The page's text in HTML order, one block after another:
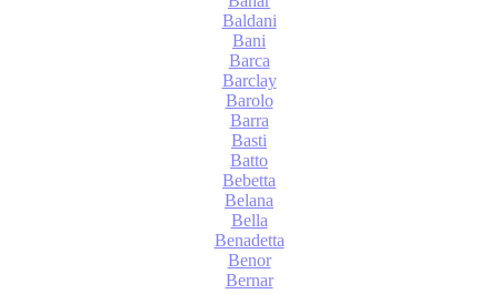
Baldani
Bani
Barca
Barclay
Barolo
Barra
Basti
Batto
Bebetta
Belana
Bella
Benadetta
Benor
Bernar